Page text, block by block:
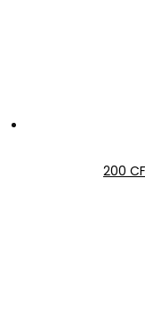
200